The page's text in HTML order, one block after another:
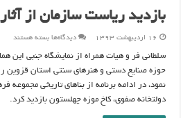
بازدید ریاست سازمان از
۱۶ اردیبهشت ۱۳۹۳ دیدگاه‌هابرای
ریاست
سازمان
تاریخی
قزوین
بسته هستند
سلطانی فر و هیات همراه از نمایشگاه جنبی این
حوزه صنایع دستی و هنرهای سنتی استان قزوین
نمود، در ادامه برنامه از بناهای تاریخی مجموعه
دولتخانه صفوی، کاخ موزه چهلستون بازدید کرد.